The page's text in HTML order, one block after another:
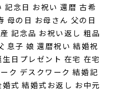
記念日 お祝い 還暦 古希
母の日 お母さん 父の日
記念品 お祝い返し 粗品
息子 娘 還暦祝い 結婚祝
日プレゼント 在宅 在宅
ク デスクワーク 結婚記
式 結婚式お返し お中元